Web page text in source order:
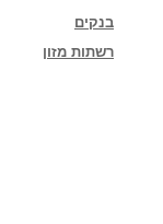
בנקים
רשתות מזון